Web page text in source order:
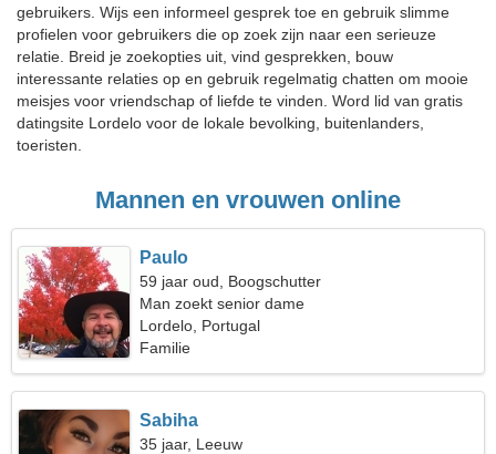
gebruikers. Wijs een informeel gesprek toe en gebruik slimme
profielen voor gebruikers die op zoek zijn naar een serieuze
relatie. Breid je zoekopties uit, vind gesprekken, bouw
interessante relaties op en gebruik regelmatig chatten om mooie
meisjes voor vriendschap of liefde te vinden. Word lid van gratis
datingsite Lordelo voor de lokale bevolking, buitenlanders,
toeristen.
Mannen en vrouwen online
Paulo
59 jaar oud, Boogschutter
Man zoekt senior dame
Lordelo, Portugal
Familie
Sabiha
35 jaar, Leeuw